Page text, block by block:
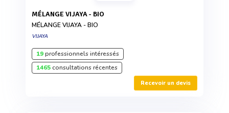
MÉLANGE VIJAYA - BIO
MÉLANGE VIJAYA - BIO
VIJAYA
19professionnels intéressés
1465consultations récentes
Recevoir un devis